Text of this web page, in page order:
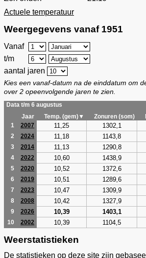
Actuele temperatuur
Weergegevens vanaf 1951
Vanaf
t/m
aantal jaren
Kies een vanaf-datum na de einddatum om
over 2 opeenvolgende jaren te zien.
Data t/m 6 augustus
Jaar
Temp. (gem)▼ Zonuren (som)
1
2007 11,25 1302,1
2 2024 11,18 1143,8
3 2014 11,13 1290,8
4 2022 10,60 1438,9
5 2020 10,52 1372,6
6 2019 10,51 1289,6
7 2023 10,47 1309,9
8 2008 10,42 1327,9
9 2026 10,39 1403,1
10 2002 10,39 1104,5
Weerstatistieken
De statistieken op deze site zijn